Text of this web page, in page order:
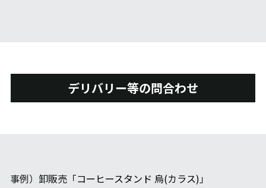
デリバリー等の問合わせ
事例）卸販売「コーヒースタンド 烏(カラス)」